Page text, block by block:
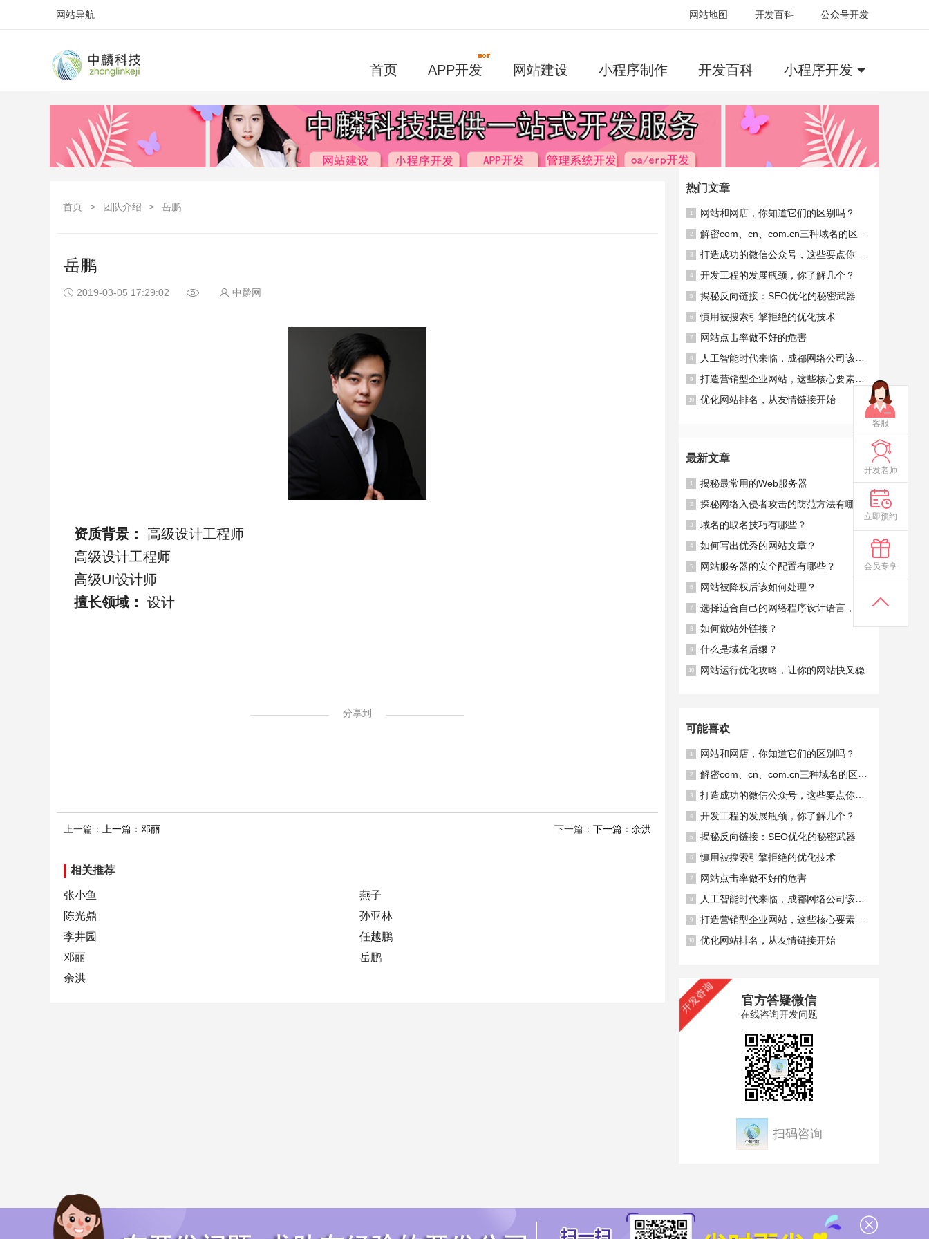
网站地图 开发百科 公众号开发
网站导航
首页 APP开发 网站建设 小程序制作 开发百科 小程序开发
首页 > 团队介绍 > 岳鹏
岳鹏
2019-03-05 17:29:02 中麟网
资质背景：
高级设计工程师
高级设计工程师
高级UI设计师
擅长领域：
设计
分享到
上一篇： 上一篇：邓丽 下一篇： 下一篇：余洪
相关推荐
张小鱼
燕子
陈光鼎
孙亚林
李井园
任越鹏
邓丽
岳鹏
余洪
热门文章
1 网站和网店，你知道它们的区别吗？
2 解密com、cn、com.cn三种域名的区别，你知道吗？
3 打造成功的微信公众号，这些要点你不能忽略！
4 开发工程的发展瓶颈，你了解几个？
5 揭秘反向链接：SEO优化的秘密武器
6 慎用被搜索引擎拒绝的优化技术
7 网站点击率做不好的危害
8 人工智能时代来临，成都网络公司该如何迎接？
9 打造营销型企业网站，这些核心要素你不能错过！
10 优化网站排名，从友情链接开始
最新文章
1 揭秘最常用的Web服务器
2 探秘网络入侵者攻击的防范方法有哪些？
3 域名的取名技巧有哪些？
4 如何写出优秀的网站文章？
5 网站服务器的安全配置有哪些？
6 网站被降权后该如何处理？
7 选择适合自己的网络程序设计语言，事半功倍！
8 如何做站外链接？
9 什么是域名后缀？
10 网站运行优化攻略，让你的网站快又稳
可能喜欢
1 网站和网店，你知道它们的区别吗？
2 解密com、cn、com.cn三种域名的区别，你知道吗？
3 打造成功的微信公众号，这些要点你不能忽略！
4 开发工程的发展瓶颈，你了解几个？
5 揭秘反向链接：SEO优化的秘密武器
6 慎用被搜索引擎拒绝的优化技术
7 网站点击率做不好的危害
8 人工智能时代来临，成都网络公司该如何迎接？
9 打造营销型企业网站，这些核心要素你不能错过！
10 优化网站排名，从友情链接开始
官方答疑微信
在线咨询开发问题
扫码咨询
友情链接
客服
开发老师
立即预约
会员专享